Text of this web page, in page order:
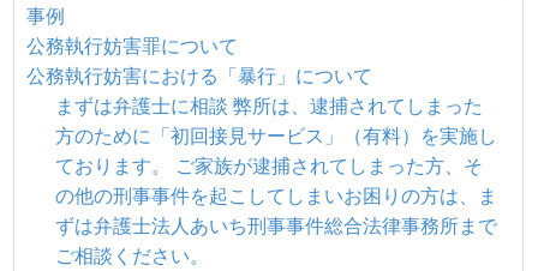
事例
公務執行妨害罪について
公務執行妨害における「暴行」について
まずは弁護士に相談 弊所は、逮捕されてしまった
方のために「初回接見サービス」（有料）を実施し
ております。 ご家族が逮捕されてしまった方、そ
の他の刑事事件を起こしてしまいお困りの方は、ま
ずは弁護士法人あいち刑事事件総合法律事務所まで
ご相談ください。